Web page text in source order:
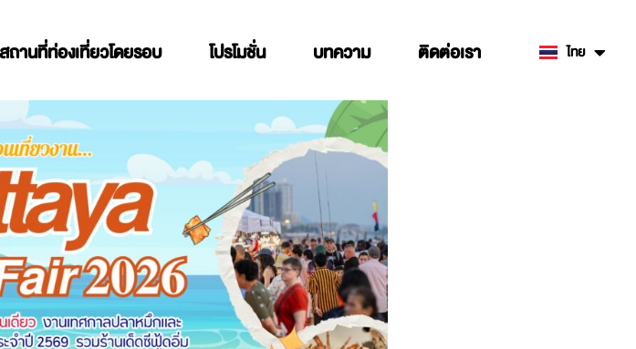
สถานที่ท่องเที่ยวโดยรอบ โปรโมชั่น บทความ ติดต่อเรา ไทย
English